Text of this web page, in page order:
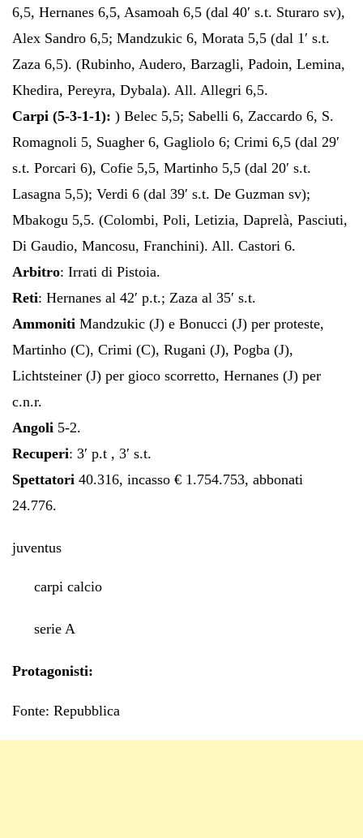
6,5, Hernanes 6,5, Asamoah 6,5 (dal 40′ s.t. Sturaro sv),
Alex Sandro 6,5; Mandzukic 6, Morata 5,5 (dal 1′ s.t.
Zaza 6,5). (Rubinho, Audero, Barzagli, Padoin, Lemina,
Khedira, Pereyra, Dybala). All. Allegri 6,5.
Carpi (5-3-1-1): ) Belec 5,5; Sabelli 6, Zaccardo 6, S.
Romagnoli 5, Suagher 6, Gagliolo 6; Crimi 6,5 (dal 29′
s.t. Porcari 6), Cofie 5,5, Martinho 5,5 (dal 20′ s.t.
Lasagna 5,5); Verdi 6 (dal 39′ s.t. De Guzman sv);
Mbakogu 5,5. (Colombi, Poli, Letizia, Daprelà, Pasciuti,
Di Gaudio, Mancosu, Franchini). All. Castori 6.
Arbitro: Irrati di Pistoia.
Reti: Hernanes al 42′ p.t.; Zaza al 35′ s.t.
Ammoniti Mandzukic (J) e Bonucci (J) per proteste,
Martinho (C), Crimi (C), Rugani (J), Pogba (J),
Lichtsteiner (J) per gioco scorretto, Hernanes (J) per
c.n.r.
Angoli 5-2.
Recuperi: 3′ p.t , 3′ s.t.
Spettatori 40.316, incasso € 1.754.753, abbonati
24.776.
juventus
carpi calcio
serie A
Protagonisti:
Fonte: Repubblica